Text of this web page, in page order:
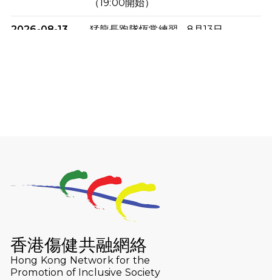
（19:00開始）
2026-08-13
猛龍長跑隊恆常練習 - 8月13日
2026-07-23
猛龍長跑隊恆常練習 - 7月23日
（19:00開始）
猛龍長跑隊恆常練習 - 7月16日
2026-07-10
【猛龍戈壁118公里分享暨香港傷健共
融網絡15周年晚宴】
香港傷健共融網絡
Hong Kong Network for the
Promotion of Inclusive Society